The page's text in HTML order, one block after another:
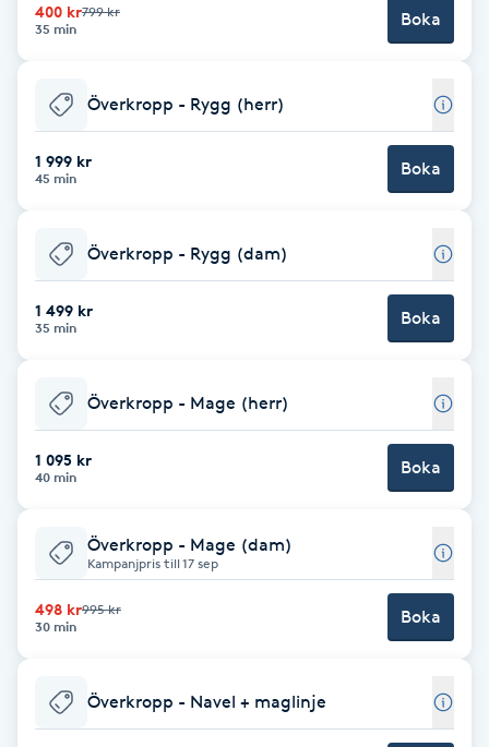
Olaplex
Olaplexbehandling
Ombre
Ombre brows
Ombre naglar
Optiker
Ortobionomi
Ortopedi
Osteopati
Paraffinbehandling
Pedikyr
400 kr799 kr
35 min
Boka
Överkropp - Rygg (herr)
1 999 kr
45 min Boka
Överkropp - Rygg (dam)
1 499 kr
35 min Boka
Överkropp - Mage (herr)
1 095 kr
40 min Boka
Överkropp - Mage (dam)
Kampanjpris till 17 sep
498 kr995 kr
30 min
Boka
Överkropp - Navel + maglinje